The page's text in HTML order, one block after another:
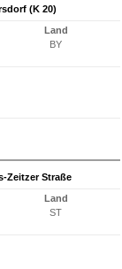
(K 20)
Land
BY
Zeitzer Straße
Land
ST